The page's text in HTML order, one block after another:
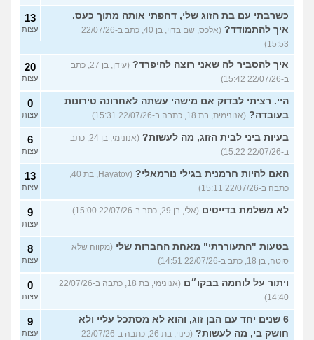
כשרבתי עם בת הזוג שלי, דחפתי אותה מתוך כעס.
איך להתמודד?
(אלכס, שם בדוי, בן 40, כתב ב-22/07/26
15:53)
13
עצות
איך להסביר לה שאני רוצה להיפרד?
(עידן, בן 27, כתב
ב-22/07/26 15:42)
20
עצות
היי. רציתי לבדוק אם מישהי עשתה לאחרונה טירונות
בעובדה? (אנונימית, בת 18, כתבה ב-22/07/26 15:31)
0
עצות
בעיות ביני לבית הזוג, מה לעשות?
(אנונימי, בן 24, כתב
ב-22/07/26 15:22)
6
עצות
האם להיות חרמנית בגילי נורמאלי?
(Hayatov, בת 40,
כתבה ב-22/07/26 15:11)
13
עצות
לא משלמת בדייטים (אלי, בן 29, כתב ב-22/07/26 15:00) 9
עצות
בטעות "התעוררתי" מאחת החברות שלי (מקווה שלא
סוטה, בן 18, כתב ב-22/07/26 14:51)
8
עצות
ויתור על לוחמה בבקו״ם
(אנונימי, בת 18, כתבה ב-22/07/26
14:40)
0
עצות
6 שנים יחד עם הבן זוג, והוא לא מסתכל עליי ולא
חושק בי, מה לעשות?
(כינוי, בת 26, כתבה ב-22/07/26
9
עצות